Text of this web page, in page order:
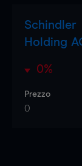
Schindler
Holding
0%
Prezzo
0